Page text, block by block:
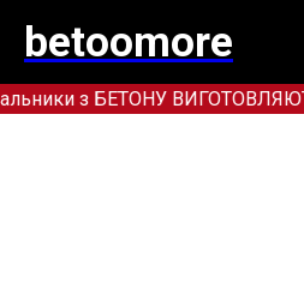
betoomore
з БЕТОНУ